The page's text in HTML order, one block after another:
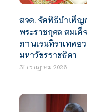
สจด. จัดพิธีบำเพ็ญ
พระราชกุศล สมเด็
ภา นเรนทิราเทพย
มหาวัชรราชธิดา
31 กรกฎาคม 2026